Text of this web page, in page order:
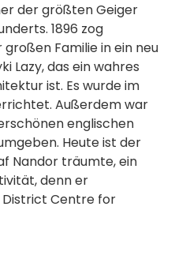
der größten Geiger
1896 zog
Familie in ein neu
Lazy, das ein wahres
ist. Es wurde im
Außerdem war
englischen
Heute ist der
Nandor träumte, ein
denn er
Centre for